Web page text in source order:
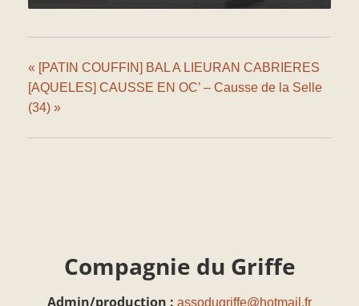
« [PATIN COUFFIN] BAL A LIEURAN CABRIERES
[AQUELES] CAUSSE EN OC’ – Causse de la Selle
(34) »
Compagnie du Griffe
Admin/production : assodugriffe@hotmail.fr